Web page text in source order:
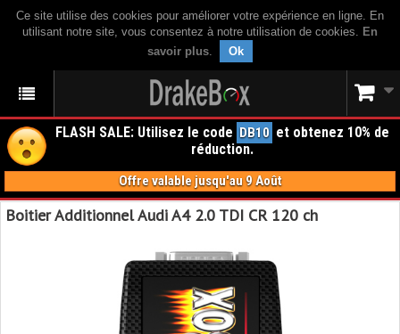
Ce site utilise des cookies pour améliorer votre expérience en ligne. En
utilisant notre site, vous consentez à notre utilisation de cookies. En
savoir plus. Ok
FLASH SALE: Utilisez le code DB10 et obtenez 10% de
réduction.
Offre valable jusqu'au 9 Août
Boitier Additionnel Audi A4 2.0 TDI CR 120 ch